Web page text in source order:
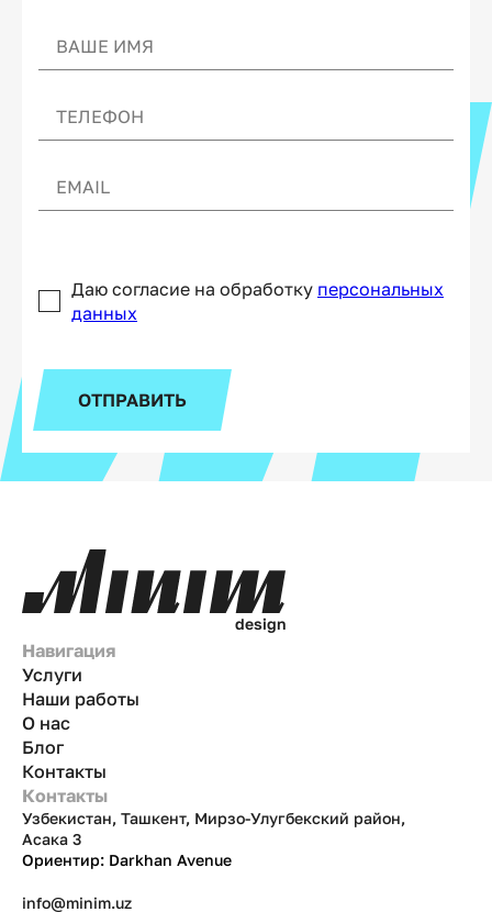
Даю согласие на обработку персональных
данных
ОТПРАВИТЬ
design
Навигация
Услуги
Наши работы
О нас
Блог
Контакты
Контакты
Узбекистан, Ташкент, Мирзо-Улугбекский район,
Асака 3
Ориентир: Darkhan Avenue
info@minim.uz